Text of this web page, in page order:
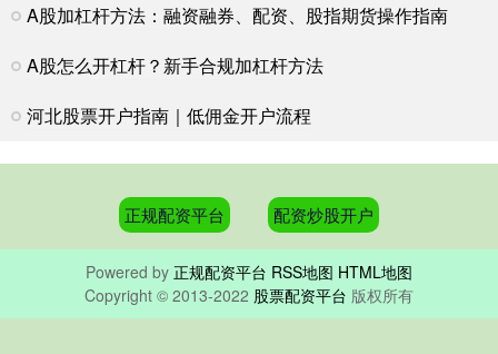
A股加杠杆方法：融资融券、配资、股指期货操作指南
A股怎么开杠杆？新手合规加杠杆方法
河北股票开户指南｜低佣金开户流程
正规配资平台 配资炒股开户
Powered by 正规配资平台 RSS地图 HTML地图
Copyright © 2013-2022 股票配资平台 版权所有